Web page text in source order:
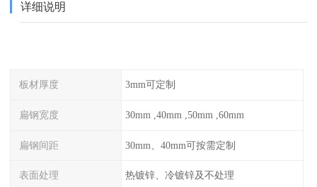
详细说明
板材厚度 3mm可定制
扁钢宽度 30mm ,40mm ,50mm ,60mm
扁钢间距 30mm、40mm可按需定制
表面处理 热镀锌、冷镀锌及不处理